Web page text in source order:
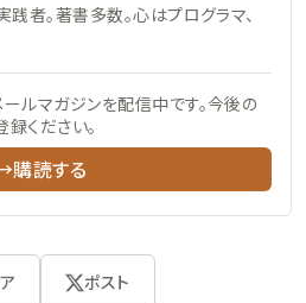
者。著書多数。心はプログラマ、
ルマガジンを配信中です。今後の
ください。
購読する
ポスト